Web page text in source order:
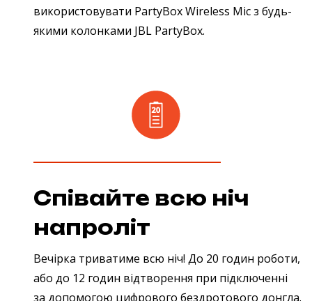
використовувати PartyBox Wireless Mic з будь-
якими колонками JBL PartyBox.
Співайте всю ніч
напроліт
Вечірка триватиме всю ніч! До 20 годин роботи,
або до 12 годин відтворення при підключенні
за допомогою цифрового бездротового донгла.